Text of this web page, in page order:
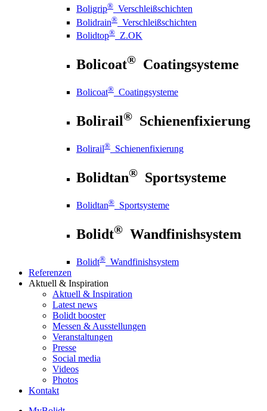
Boligrip® Verschleißschichten
Bolidrain® Verschleißschichten
Bolidtop® Z.OK
Bolicoat® Coatingsysteme
Bolicoat® Coatingsysteme
Bolirail® Schienenfixierung
Bolirail® Schienenfixierung
Bolidtan® Sportsysteme
Bolidtan® Sportsysteme
Bolidt® Wandfinishsystem
Bolidt® Wandfinishsystem
Referenzen
Aktuell & Inspiration
Aktuell & Inspiration
Latest news
Bolidt booster
Messen & Ausstellungen
Veranstaltungen
Presse
Social media
Videos
Photos
Kontakt